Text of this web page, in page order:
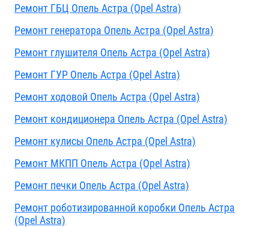
Ремонт ГБЦ Опель Астра (Opel Astra)
Ремонт генератора Опель Астра (Opel Astra)
Ремонт глушителя Опель Астра (Opel Astra)
Ремонт ГУР Опель Астра (Opel Astra)
Ремонт ходовой Опель Астра (Opel Astra)
Ремонт кондиционера Опель Астра (Opel Astra)
Ремонт кулисы Опель Астра (Opel Astra)
Ремонт МКПП Опель Астра (Opel Astra)
Ремонт печки Опель Астра (Opel Astra)
Ремонт роботизированной коробки Опель Астра
(Opel Astra)